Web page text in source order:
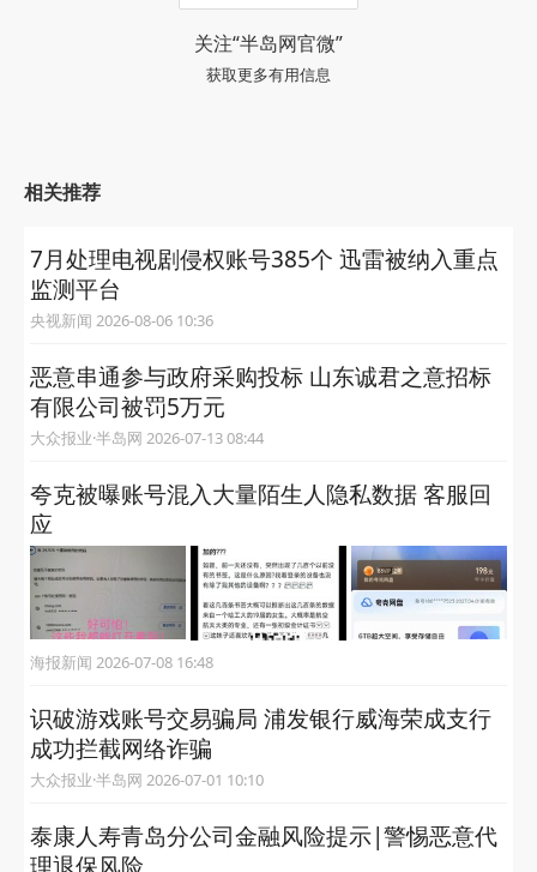
关注“半岛网官微”
获取更多有用信息
相关推荐
7月处理电视剧侵权账号385个 迅雷被纳入重点
监测平台
央视新闻 2026-08-06 10:36
恶意串通参与政府采购投标 山东诚君之意招标
有限公司被罚5万元
大众报业·半岛网 2026-07-13 08:44
夸克被曝账号混入大量陌生人隐私数据 客服回
应
海报新闻 2026-07-08 16:48
识破游戏账号交易骗局 浦发银行威海荣成支行
成功拦截网络诈骗
大众报业·半岛网 2026-07-01 10:10
泰康人寿青岛分公司金融风险提示|警惕恶意代
理退保风险